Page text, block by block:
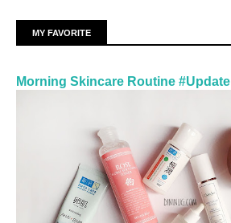
MY FAVORITE
Morning Skincare Routine #Update